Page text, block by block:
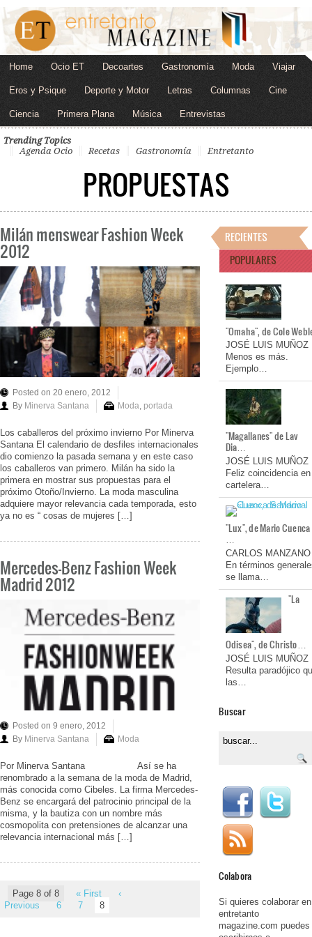
Home Ocio ET Decoartes Gastronomía Moda Viajar
Eros y Psique Deporte y Motor Letras Columnas Cine
Ciencia Primera Plana Música Entrevistas
Trending Topics
Agenda Ocio
Recetas Gastronomía Entretanto
PROPUESTAS
Milán menswear Fashion Week
2012
Posted on 20 enero, 2012
By Minerva Santana Moda, portada
Los caballeros del próximo invierno Por Minerva
Santana El calendario de desfiles internacionales
dio comienzo la pasada semana y en este caso
los caballeros van primero. Milán ha sido la
primera en mostrar sus propuestas para el
próximo Otoño/Invierno. La moda masculina
adquiere mayor relevancia cada temporada, esto
ya no es “ cosas de mujeres […]
Mercedes-Benz Fashion Week
Madrid 2012
Posted on 9 enero, 2012
By Minerva Santana Moda
Por Minerva Santana Así se ha
renombrado a la semana de la moda de Madrid,
más conocida como Cibeles. La firma Mercedes-
Benz se encargará del patrocinio principal de la
misma, y la bautiza con un nombre más
cosmopolita con pretensiones de alcanzar una
relevancia internacional más […]
Page 8 of 8 « First
‹
Previous
6 7 8
RECIENTES
POPULARES
"Omaha", de Cole
JOSÉ LUIS MUÑOZ
Menos es más.
Ejemplo…
"Magallanes" de Lav
Dia…
JOSÉ LUIS MUÑOZ
Feliz coincidencia en
cartelera…
"Lux", de Mario Cuenca
…
CARLOS MANZANO
En términos
se llama…
"La
Odisea", de Christo…
JOSÉ LUIS MUÑOZ
Resulta paradójico
las…
Buscar
Colabora
Si quieres colaborar en
entretanto
magazine.com puedes